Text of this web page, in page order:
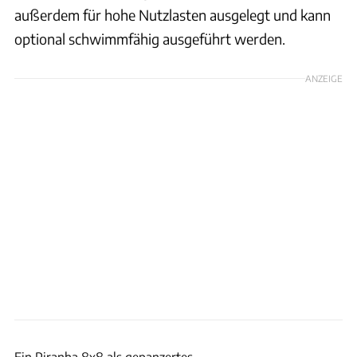
außerdem für hohe Nutzlasten ausgelegt und kann
optional schwimmfähig ausgeführt werden.
ANZEIGE